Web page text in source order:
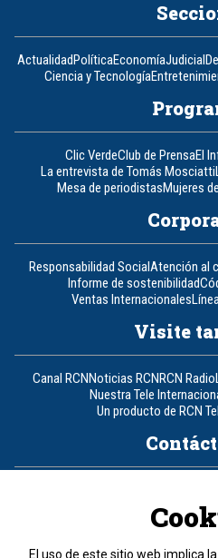
ActualidadPolíticaEconomíaJudicial
Ciencia y Tecnología
Clic VerdeClub de PrensaEl
La entrevista de Tomás Mosciatti
Mesa de periodistasMujeres
Responsabilidad SocialAtención al
Informe de sostenibilidad
Ventas Internacionales
Visite
Canal RCNNoticias RCNRCN Radio
Nuestra Tele
Un producto de RCN
Política de
El uso de este sitio web implica